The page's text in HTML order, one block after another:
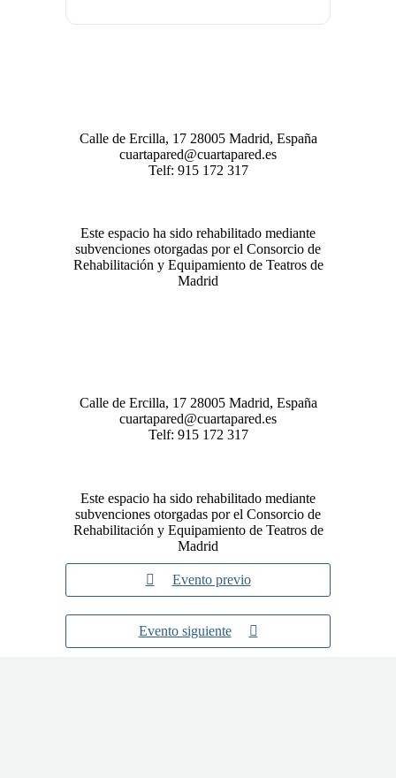
Calle de Ercilla, 17 28005 Madrid, España
cuartapared@cuartapared.es
Telf: 915 172 317
Este espacio ha sido rehabilitado mediante
subvenciones otorgadas por el Consorcio de
Rehabilitación y Equipamiento de Teatros de
Madrid
Calle de Ercilla, 17 28005 Madrid, España
cuartapared@cuartapared.es
Telf: 915 172 317
Este espacio ha sido rehabilitado mediante
subvenciones otorgadas por el Consorcio de
Rehabilitación y Equipamiento de Teatros de
Madrid
Evento previo
Evento siguiente